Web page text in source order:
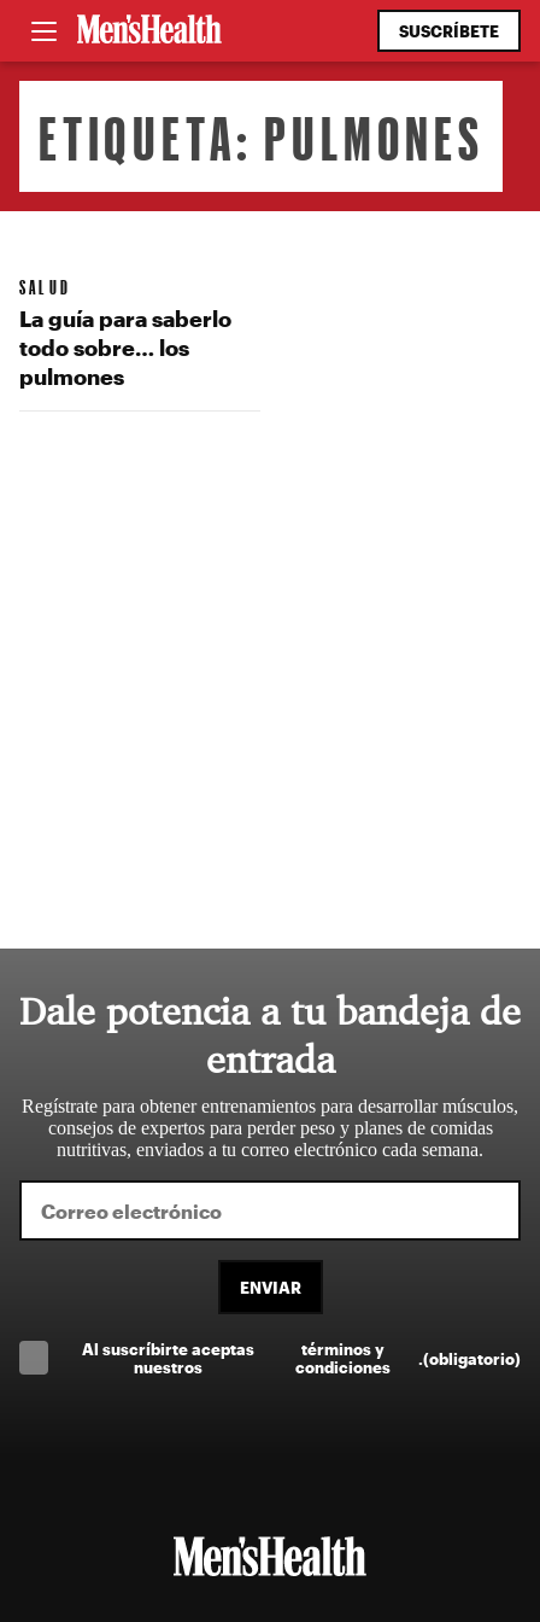
SUSCRÍBETE
ETIQUETA: PULMONES
SALUD
La guía para saberlo
todo sobre… los
pulmones
Dale potencia a tu bandeja de
entrada
Regístrate para obtener entrenamientos para desarrollar músculos,
consejos de expertos para perder peso y planes de comidas
nutritivas, enviados a tu correo electrónico cada semana.
ENVIAR
Al suscríbirte aceptas
nuestros
términos y
condiciones
(obligatorio)